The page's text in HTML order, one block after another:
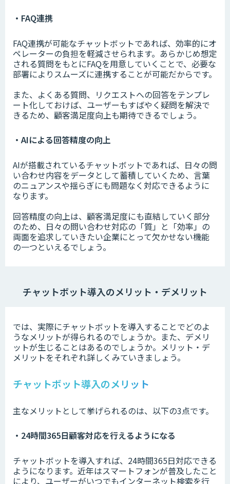
・FAQ連携
FAQ連携が可能なチャットボットであれば、効率的にオ
ペレーターの負担を軽減させられます。あらかじめ想定
される質問をもとにFAQを用意していくことで、必要な
部署によりスムーズに連携することが可能だからです。
また、よくある質問、リクエストへの回答をテンプレ
ート化しておけば、ユーザーもすばやく疑問を解決で
きるため、顧客満足度向上も期待できるでしょう。
・AIによる回答精度の向上
AIが搭載されているチャットボットであれば、日々の問
い合わせ内容をデータとして蓄積していくため、言葉
のニュアンスや揺らぎにも問題なく対応できるように
なります。
回答精度の向上は、顧客満足度にも直結していく部分
のため、日々の問い合わせ対応の「質」と「効率」の
両面を追求していきたい企業にとって欠かせない機能
の一つといえるでしょう。
チャットボット導入のメリット・デメリット
では、実際にチャットボットを導入することでどのよ
うなメリットが得られるのでしょうか。また、デメリ
ットが生じることはあるのでしょうか。メリット・デ
メリットをそれぞれ詳しくみていきましょう。
チャットボット導入のメリット
主なメリットとして挙げられるのは、以下の3点です。
・24時間365日顧客対応を行えるようになる
チャットボットを導入すれば、24時間365日対応できる
ようになります。近年はスマートフォンが普及したこと
により、ユーザーがいつでもインターネット検索を行